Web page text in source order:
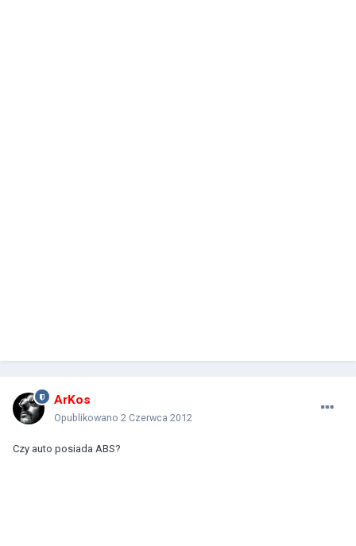
ArKos
Opublikowano 2 Czerwca 2012
Czy auto posiada ABS?